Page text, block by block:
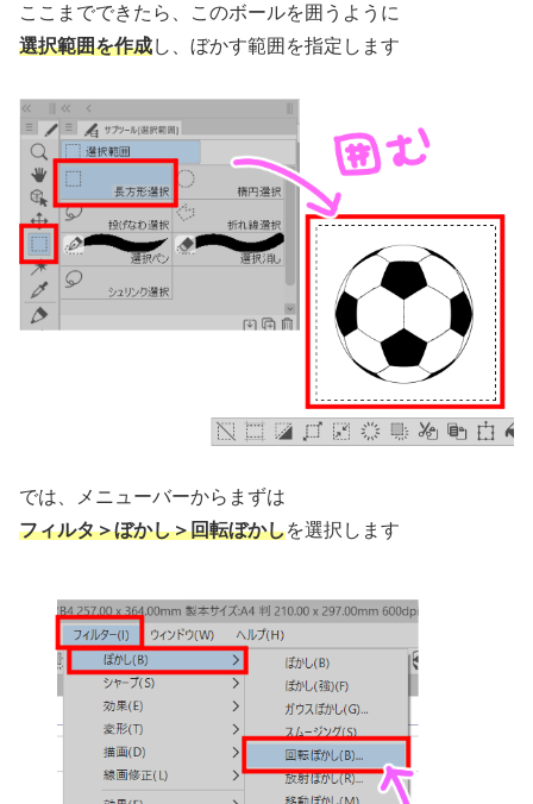
ここまでできたら、このボールを囲うように
選択範囲を作成し、ぼかす範囲を指定します
では、メニューバーからまずは
フィルタ＞ぼかし＞回転ぼかしを選択します